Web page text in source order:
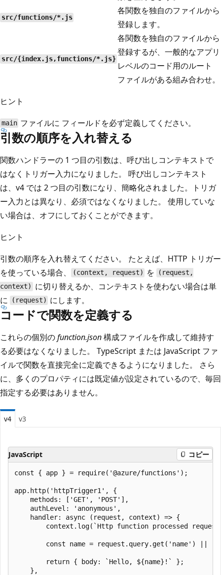
src/functions/*.js
各関数を独自のファイルから
登録します。
src/{index.js,functions/*.js}
各関数を独自のファイルから
登録するが、一般的なアプリ
レベルのコード用のルート
ファイルがある組み合わせ。
ヒント
main ファイルに フィールドを必ず定義してください。
引数の順序を入れ替える
関数ハンドラーの 1 つ目の引数は、呼び出しコンテキストで
はなくトリガー入力になりました。 呼び出しコンテキスト
は、v4 では 2 つ目の引数になり、簡略化されました。トリガ
ー入力とは異なり、必須ではなくなりました。 使用していな
い場合は、オフにしておくことができます。
ヒント
引数の順序を入れ替えてください。 たとえば、HTTP トリガー
を使っている場合、
(context, request) を
(request,
context)
に切り替えるか、コンテキストを使わない場合は単
に
(request) にします。
コードで関数を定義する
これらの個別のfunction.json構成ファイルを作成して維持す
る必要はなくなりました。 TypeScript または JavaScript ファ
イルで関数を直接完全に定義できるようになりました。 さら
に、多くのプロパティには既定値が設定されているので、毎回
指定する必要はありません。
v4 v3
JavaScript コピー
const { app } = require('@azure/functions');
app.http('httpTrigger1', {
    methods: ['GET', 'POST'],
    authLevel: 'anonymous',
    handler: async (request, context) => {
context.log(`Http function processed
const name = request.query.get('name') ||
        return { body: `Hello, ${name}!` };
    },